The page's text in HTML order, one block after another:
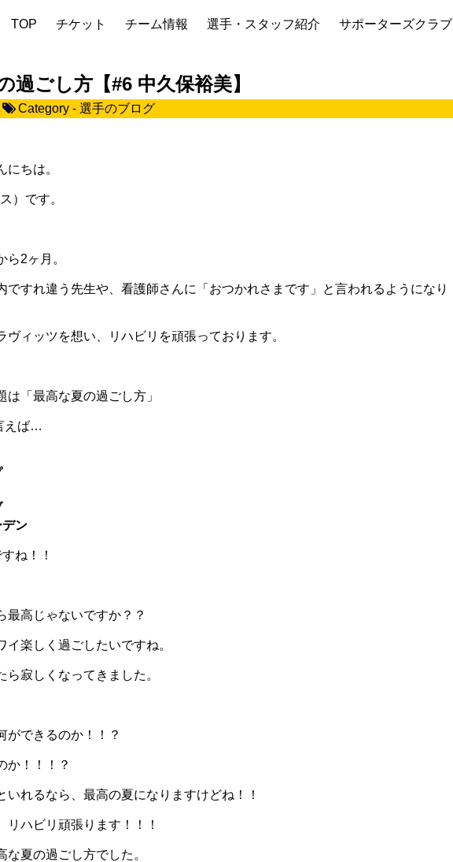
TOP チケット チーム情報 選手・スタッフ紹介 サポーターズクラブ
過ごし方【#6 中久保裕美】
Category - 選手のブログ
にちは。
）です。
ら2ヶ月。
ですれ違う先生や、看護師さんに「おつかれさまです」と言われるようになり
ヴィッツを想い、リハビリを頑張っております。
は「最高な夏の過ごし方」
えば…
デン
ね！！
最高じゃないですか？？
イ楽しく過ごしたいですね。
寂しくなってきました。
ができるのか！！？
か！！！？
いれるなら、最高の夏になりますけどね！！
リハビリ頑張ります！！！
な夏の過ごし方でした。